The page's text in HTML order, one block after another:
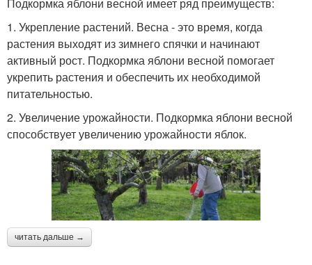
Подкормка яблони весной имеет ряд преимуществ:
1. Укрепление растений. Весна - это время, когда
растения выходят из зимнего спячки и начинают
активный рост. Подкормка яблони весной помогает
укрепить растения и обеспечить их необходимой
питательностью.
2. Увеличение урожайности. Подкормка яблони весной
способствует увеличению урожайности яблок.
читать дальше →